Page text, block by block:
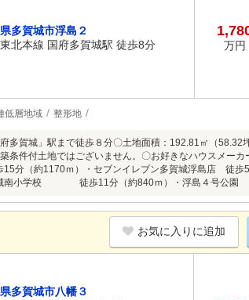
多賀城市浮島２
東北本線 国府多賀城駅 徒歩8分
万円
低層地域 整形地
多賀城」駅まで徒歩８分〇土地面積：192.81㎡（
条件付土地ではございません。〇お好きなハウスメー
1170ｍ）・セブンイレブン多賀城浮島店
立城南小学校 徒歩11分（約840ｍ）・浮島
お気に入りに追加
多賀城市八幡３